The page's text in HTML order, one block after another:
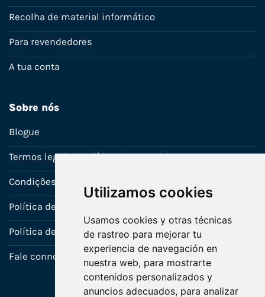
Utilizamos cookies
Usamos cookies y otras técnicas
de rastreo para mejorar tu
experiencia de navegación en
nuestra web, para mostrarte
contenidos personalizados y
anuncios adecuados, para analizar
Recolha de material informático
Para revendedores
A tua conta
Sobre nós
Blogue
Termos legais e política de privacidade
Condições de venda
Política de Garantia
Política de utilização de cookies
Fale connosco